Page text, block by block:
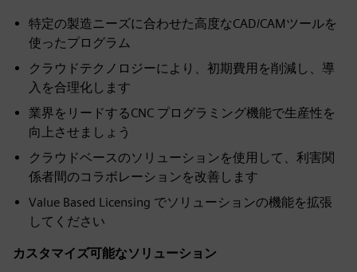
特定の製造ニーズに合わせた高度なCAD/CAMツールを
使ったプログラム
クラウドテクノロジーにより、初期費用を削減し、導
入を合理化します
業界をリードするCNC プログラミング機能で生産性を
向上させましょう
クラウドベースのソリューションを使用して、利害関
係者間のコラボレーションを改善します
Value Based Licensing でソリューションの機能を拡張
してください
カスタマイズ可能なソリューション